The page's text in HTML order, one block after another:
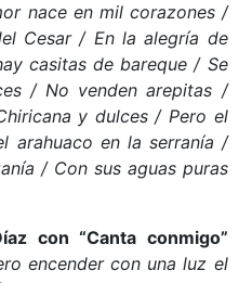
nace en mil corazones /
Cesar / En la alegría de
casitas de bareque / Se
/ No venden arepitas /
y dulces / Pero el
arahuaco en la serranía /
/ Con sus aguas puras
con “Canta conmigo”
encender con una luz el